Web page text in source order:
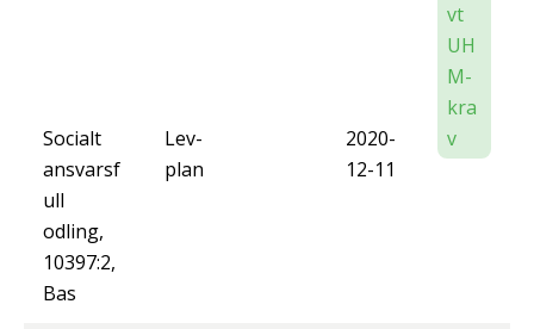
Socialt
ansvarsf
ull
odling,
10397:2,
Bas
Lev-
plan
2020-
12-11
vt
UH
M-
kra
v